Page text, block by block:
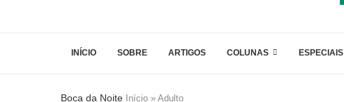
INÍCIO SOBRE ARTIGOS COLUNAS ESPECIAIS
Boca da Noite Início » Adulto